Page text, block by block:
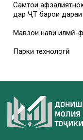
Самтҳои
дар ҶТ барои дараи
Мавзҳои нави илмӣ-
Парки технологӣ